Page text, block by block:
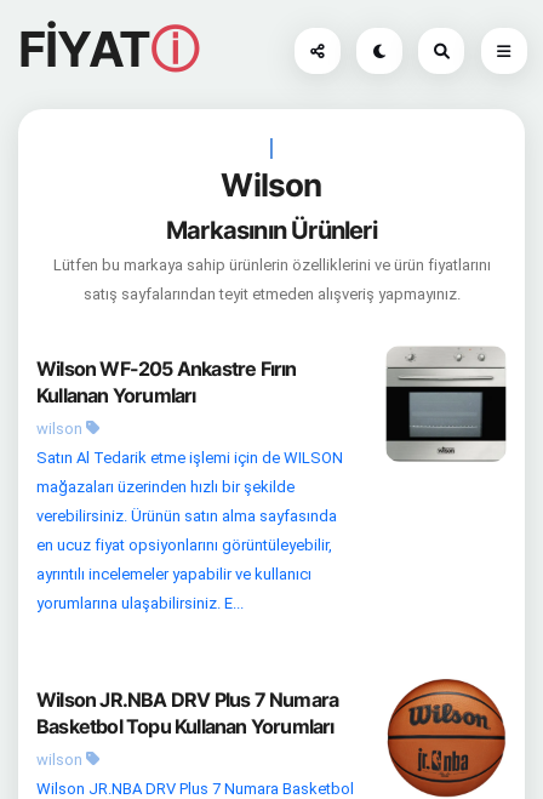
FİYATⓘ
|
Wilson
Markasının Ürünleri
Lütfen bu markaya sahip ürünlerin özelliklerini ve ürün fiyatlarını
satış sayfalarından teyit etmeden alışveriş yapmayınız.
Wilson WF-205 Ankastre Fırın
Kullanan Yorumları
wilson
Satın Al Tedarik etme işlemi için de WILSON
mağazaları üzerinden hızlı bir şekilde
verebilirsiniz. Ürünün satın alma sayfasında
en ucuz fiyat opsiyonlarını görüntüleyebilir,
ayrıntılı incelemeler yapabilir ve kullanıcı
yorumlarına ulaşabilirsiniz. E...
Wilson JR.NBA DRV Plus 7 Numara
Basketbol Topu Kullanan Yorumları
wilson
Wilson JR.NBA DRV Plus 7 Numara Basketbol